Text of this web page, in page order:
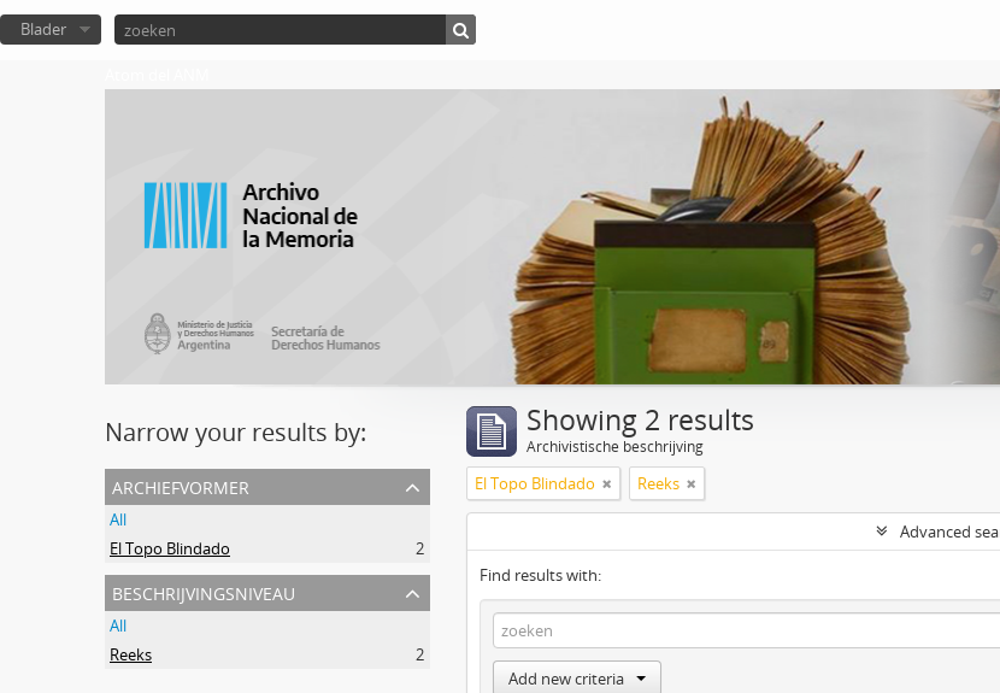
Blader
Narrow your results by:
archiefvormer
All
El Topo Blindado
2
beschrijvingsniveau
All
Reeks
2
Showing 2 results
Archivistische beschrijving
El Topo Blindado Reeks
Advanced
Find results with:
Add new criteria